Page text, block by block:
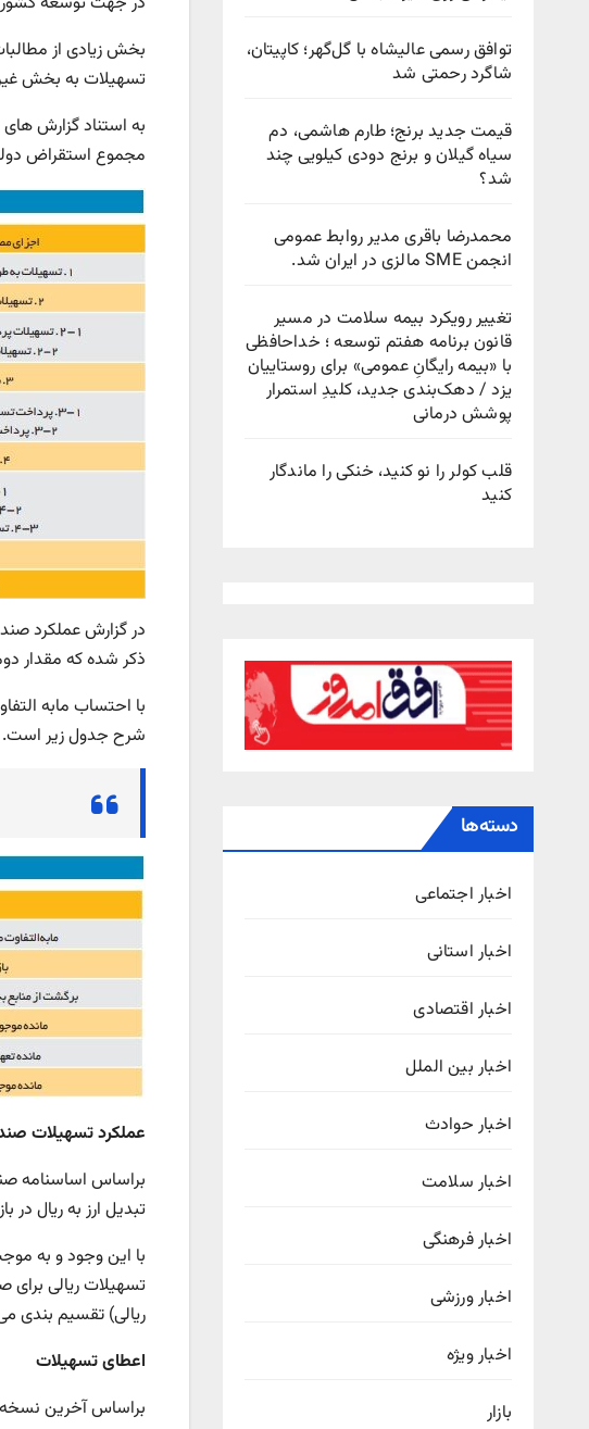
توافق رسمی عالیشاه با گل‌گهر؛ کاپیتان،
شاگرد رحمتی شد
قیمت جدید برنج؛ طارم هاشمی، دم
سیاه گیلان و برنج دودی کیلویی چند
شد؟
محمدرضا باقری مدیر روابط عمومی
انجمن SME مالزی در ایران شد.
تغییر رویکرد بیمه سلامت در مسیر
قانون برنامه هفتم توسعه ؛ خداحافظی
با «بیمه رایگانِ عمومی» برای روستاییان
یزد / دهک‌بندی جدید، کلیدِ استمرار
پوشش درمانی
قلب کولر را نو کنید، خنکی را ماندگار
کنید
دسته‌ها
اخبار اجتماعی
اخبار استانی
اخبار اقتصادی
اخبار بین الملل
اخبار حوادث
اخبار سلامت
اخبار فرهنگی
اخبار ورزشی
اخبار ویژه
بازار
بخش زیادی از
تسهیلات به بخش
مجموع استقراض دولت از صندوق
ذکر شده که مقدار
با احتساب مابه
شرح جدول زیر است.
عملکرد تسهیلات
براساس اساسنامه
تبدیل ارز به ریال
با این وجود و به
تسهیلات ریالی
ریالی) تقسیم بندی
اعطای تسهیلات
براساس آخرین نسخه